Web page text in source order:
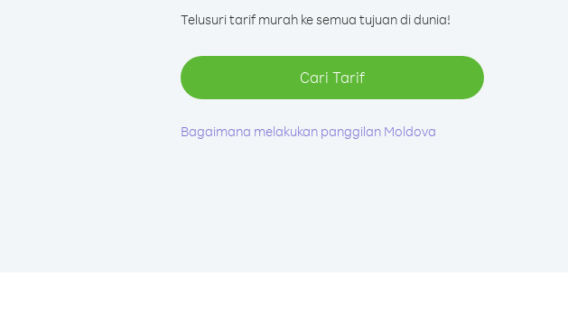
Telusuri tarif murah ke semua tujuan di dunia!
Cari Tarif
Bagaimana melakukan panggilan Moldova